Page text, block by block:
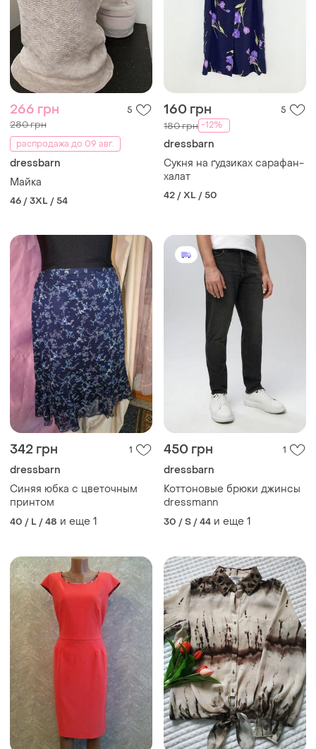
266 грн 5
280 грн
распродажа до 09 авг.
dressbarn
Майка
46 / 3XL / 54
160 грн 5
180 грн -12%
dressbarn
Сукня на ґудзиках сарафан-
халат
42 / XL / 50
342 грн 1
dressbarn
Синяя юбка с цветочным
принтом
40 / L / 48 и еще 1
450 грн 1
dressbarn
Коттоновые брюки джинсы
dressmann
30 / S / 44 и еще 1